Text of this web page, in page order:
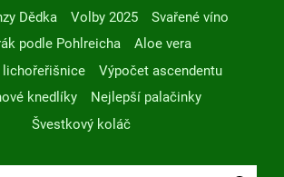
Dědka
Volby 2025
Svařené víno
podle Pohlreicha
Aloe vera
lichořeřišnice
Výpočet ascendentu
knedlíky
Nejlepší palačinky
Švestkový koláč